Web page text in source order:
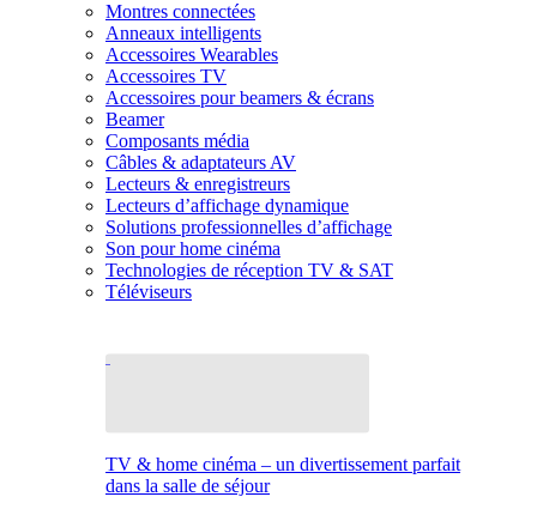
Montres connectées
Anneaux intelligents
Accessoires Wearables
Accessoires TV
Accessoires pour beamers & écrans
Beamer
Composants média
Câbles & adaptateurs AV
Lecteurs & enregistreurs
Lecteurs d’affichage dynamique
Solutions professionnelles d’affichage
Son pour home cinéma
Technologies de réception TV & SAT
Téléviseurs
TV & home cinéma – un divertissement parfait
dans la salle de séjour